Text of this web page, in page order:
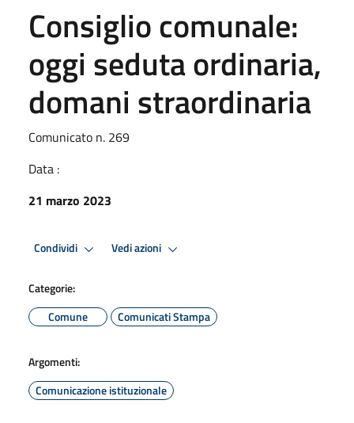
Consiglio comunale:
oggi seduta ordinaria,
domani straordinaria
Comunicato n. 269
Data :
21 marzo 2023
Condividi Vedi azioni
Categorie:
Comune
Comunicati Stampa
Argomenti:
Comunicazione istituzionale